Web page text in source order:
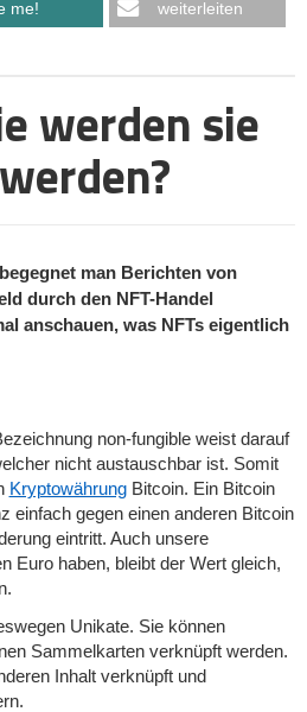
me! weiterleiten
werden sie
man Berichten von
durch den NFT-Handel
anschauen, was NFTs eigentlich
non-fungible weist darauf
nicht austauschbar ist. Somit
KryptowährungBitcoin. Ein Bitcoin
einfach gegen einen anderen Bitcoin
eintritt. Auch unsere
Euro haben, bleibt der Wert gleich,
Unikate. Sie können
Sammelkarten verknüpft werden.
Inhalt verknüpft und